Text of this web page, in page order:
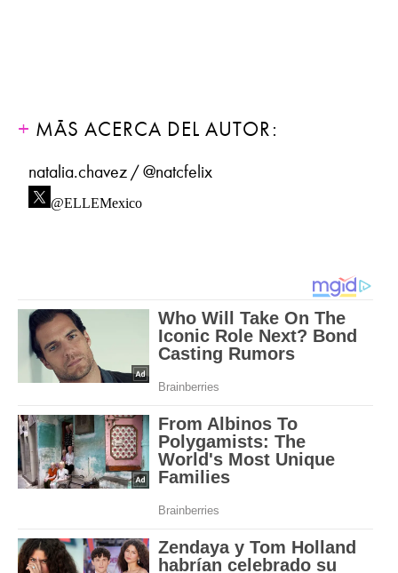
MÁS ACERCA DEL AUTOR:
natalia.chavez / @natcfelix
@ELLEMexico